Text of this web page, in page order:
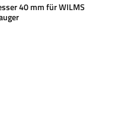
40 mm für WILMS